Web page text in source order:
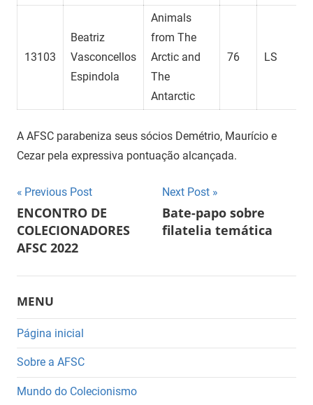
13103
Beatriz
Vasconcellos
Espindola
Animals
from The
Arctic and
The
Antarctic
76 LS
A AFSC parabeniza seus sócios Demétrio, Maurício e
Cezar pela expressiva pontuação alcançada.
Navegação
de
Post
Previous Post
ENCONTRO DE
COLECIONADORES
AFSC 2022
Next Post
Bate-papo sobre
filatelia temática
MENU
Página inicial
Sobre a AFSC
Mundo do Colecionismo